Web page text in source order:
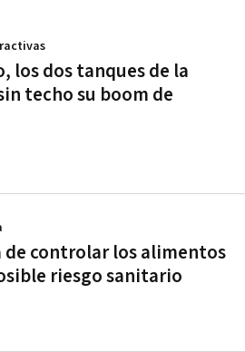
los dos tanques de la
techo su boom de
de controlar los alimentos
riesgo sanitario